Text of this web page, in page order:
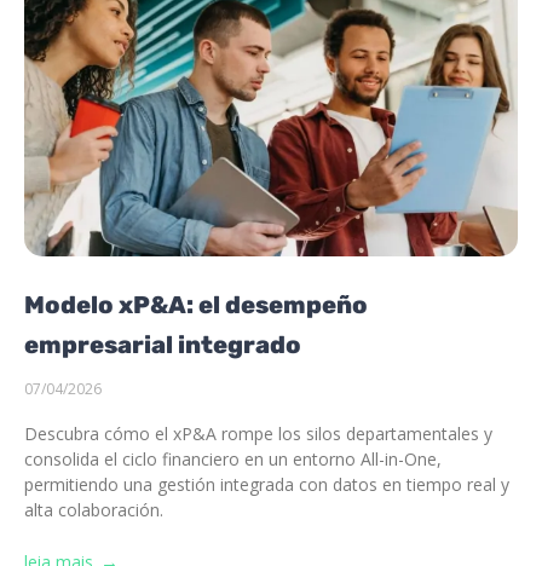
Modelo xP&A: el desempeño
empresarial integrado
07/04/2026
Descubra cómo el xP&A rompe los silos departamentales y
consolida el ciclo financiero en un entorno All-in-One,
permitiendo una gestión integrada con datos en tiempo real y
alta colaboración.